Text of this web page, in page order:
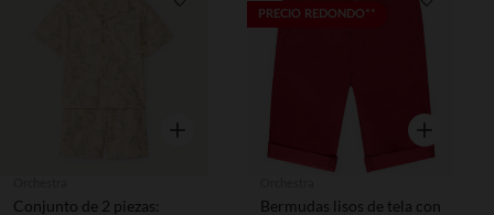
Lista de requisitos
Vista rápida
Conjunto de 2 piezas:
PRECIO REDONDO**
Vista rápida
Bermudas lisos de tela con